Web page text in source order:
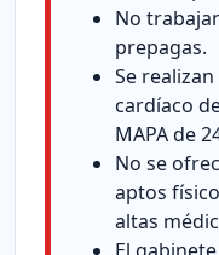
No
prepagas.
Se
cardíaco
MAPA de
No se
aptos
altas